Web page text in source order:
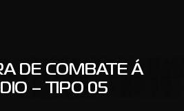
DE COMBATE Á
– TIPO 05